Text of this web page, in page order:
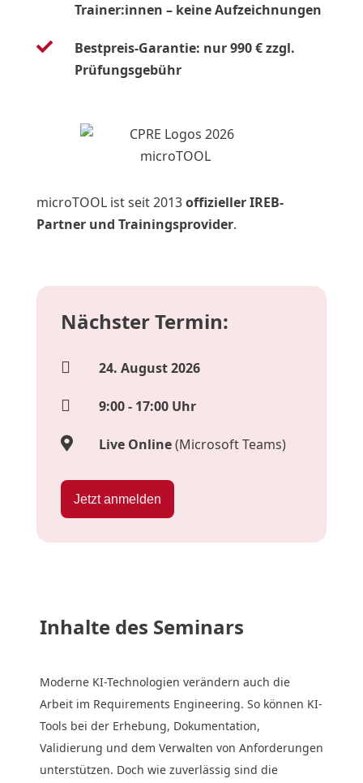
Trainer:innen – keine Aufzeichnungen

Bestpreis-Garantie: nur 990 € zzgl.
Prüfungsgebühr
microTOOL ist seit 2013offizieller IREB-
Partner und Trainingsprovider.
Nächster Termin:
 24. August 2026
 9:00 - 17:00 Uhr
 Live Online(Microsoft Teams)
Jetzt anmelden
Inhalte des Seminars
Moderne KI-Technologien verändern auch die
Arbeit im Requirements Engineering. So können KI-
Tools bei der Erhebung, Dokumentation,
Validierung und dem Verwalten von Anforderungen
unterstützen. Doch wie zuverlässig sind die